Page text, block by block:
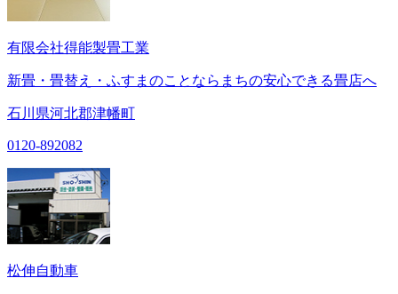
有限会社得能製畳工業
新畳・畳替え・ふすまのことならまちの安心できる畳店へ
石川県河北郡津幡町
0120-892082
松伸自動車